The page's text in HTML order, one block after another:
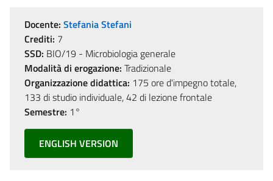
Docente: Stefania Stefani
Crediti: 7
SSD: BIO/19 - Microbiologia generale
Modalità di erogazione: Tradizionale
Organizzazione didattica: 175 ore d'impegno totale,
133 di studio individuale, 42 di lezione frontale
Semestre: 1°
ENGLISH VERSION